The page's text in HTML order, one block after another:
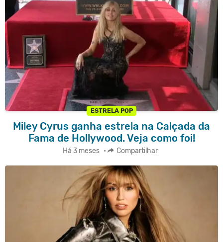
ESTRELA POP
Miley Cyrus ganha estrela na Calçada da
Fama de Hollywood. Veja como foi!
Há 3 meses • Compartilhar